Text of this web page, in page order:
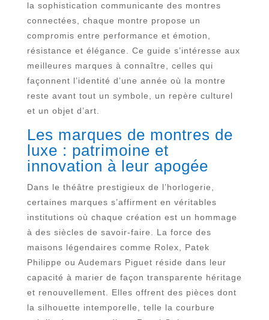
la sophistication communicante des montres
connectées, chaque montre propose un
compromis entre performance et émotion,
résistance et élégance. Ce guide s’intéresse aux
meilleures marques à connaître, celles qui
façonnent l’identité d’une année où la montre
reste avant tout un symbole, un repère culturel
et un objet d’art.
Les marques de montres de
luxe : patrimoine et
innovation à leur apogée
Dans le théâtre prestigieux de l’horlogerie,
certaines marques s’affirment en véritables
institutions où chaque création est un hommage
à des siècles de savoir-faire. La force des
maisons légendaires comme Rolex, Patek
Philippe ou Audemars Piguet réside dans leur
capacité à marier de façon transparente héritage
et renouvellement. Elles offrent des pièces dont
la silhouette intemporelle, telle la courbure